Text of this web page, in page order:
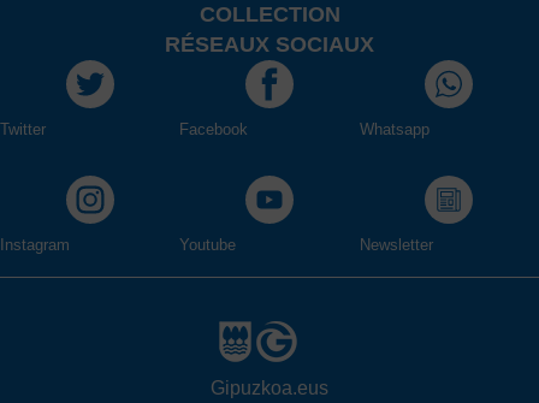
COLLECTION
RÉSEAUX SOCIAUX
Twitter Facebook Whatsapp
Instagram Youtube Newsletter
Gipuzkoa.eus